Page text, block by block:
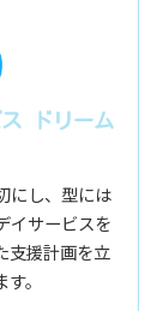
ドリーム
にし、型には
イサービスを
支援計画を立
。